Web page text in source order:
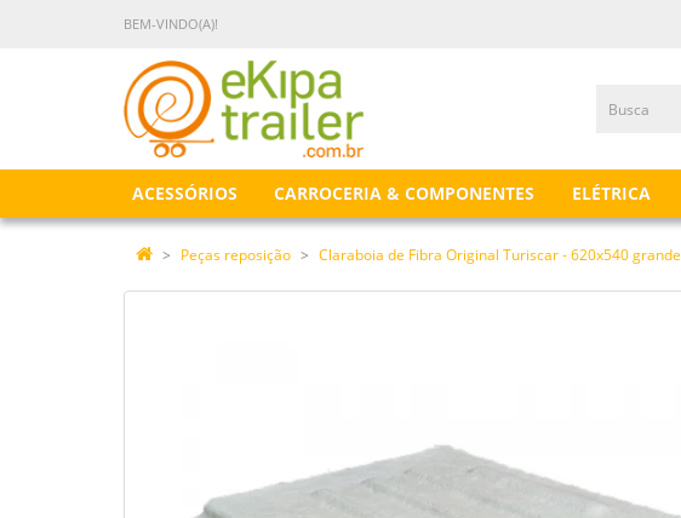
BEM-VINDO(A)!
ACESSÓRIOS CARROCERIA & COMPONENTES ELÉTRICA
Peças reposição Claraboia de Fibra Original Turiscar - 620x540 grande